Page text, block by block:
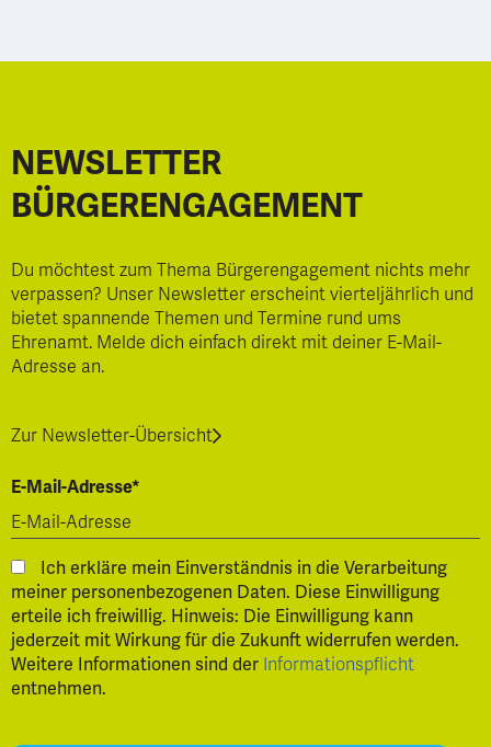
NEWSLETTER
BÜRGERENGAGEMENT
Du möchtest zum Thema Bürgerengagement nichts mehr
verpassen? Unser Newsletter erscheint vierteljährlich und
bietet spannende Themen und Termine rund ums
Ehrenamt. Melde dich einfach direkt mit deiner E-Mail-
Adresse an.
Zur Newsletter-Übersicht
E-Mail-Adresse*
Ich erkläre mein Einverständnis in die Verarbeitung
meiner personenbezogenen Daten. Diese Einwilligung
erteile ich freiwillig. Hinweis: Die Einwilligung kann
jederzeit mit Wirkung für die Zukunft widerrufen werden.
Weitere Informationen sind der Informationspflicht
entnehmen.